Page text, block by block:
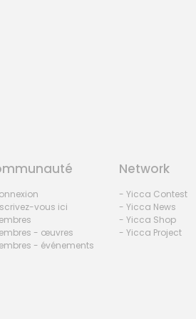
vous ici
- œuvres
- événements
Network
- Yicca Contest
- Yicca News
- Yicca Shop
- Yicca Project